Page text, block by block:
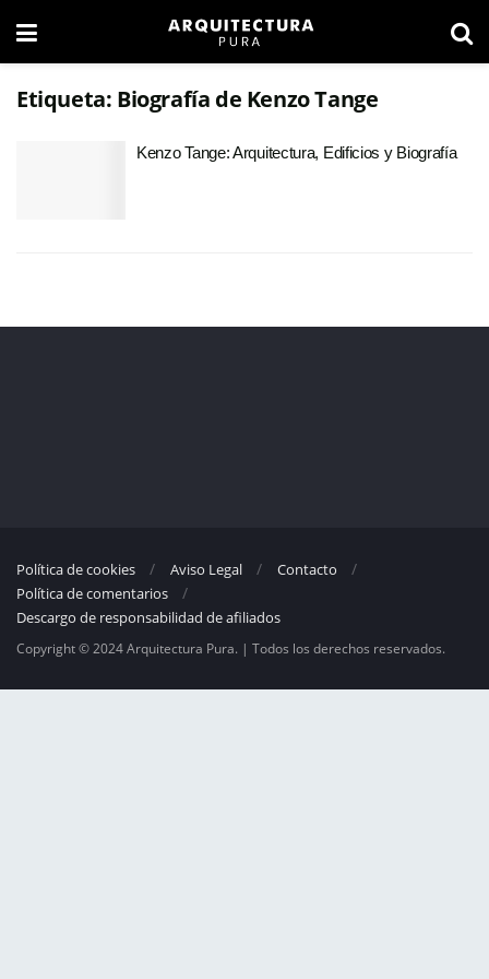
Etiqueta: Biografía de Kenzo Tange
Kenzo Tange: Arquitectura, Edificios y Biografía
Política de cookies Aviso Legal
Contacto
Política de comentarios
Descargo de responsabilidad de afiliados
Copyright © 2024 Arquitectura Pura. | Todos los derechos reservados.